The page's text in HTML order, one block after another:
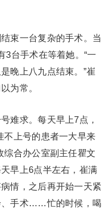
束一台复杂的手术。当
3台手术在等着她。“一
晚上八九点结束。”崔
为常。
难求。每天早上7点，
不上号的患者一大早来
综合办公室副主任瞿文
早上6点半左右，崔满
情，之后再开始一天紧
手术……忙的时候，喝